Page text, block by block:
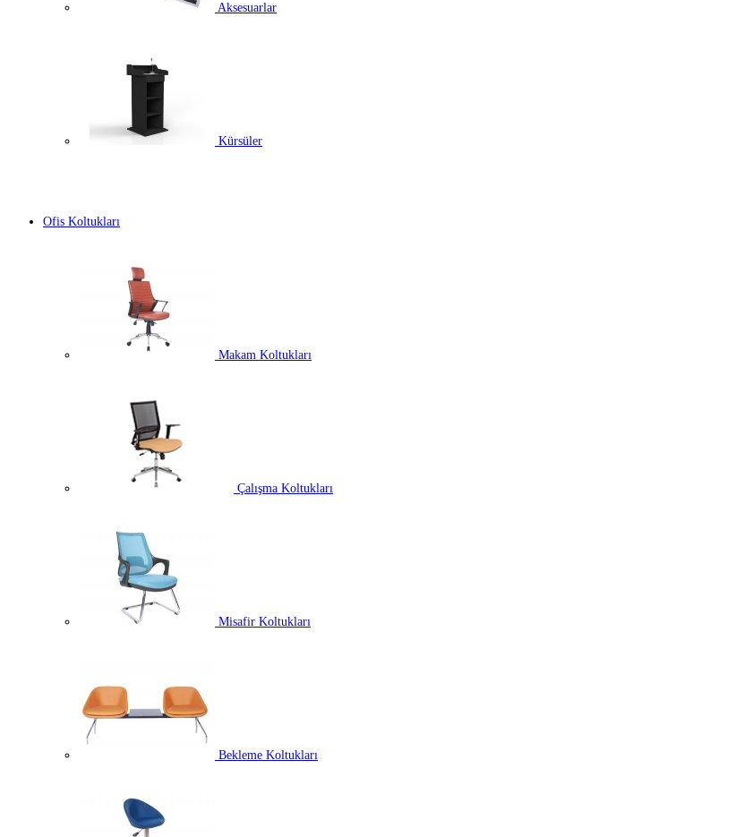
Aksesuarlar
Kürsüler
Ofis Koltukları
Makam Koltukları
Çalışma Koltukları
Misafir Koltukları
Bekleme Koltukları